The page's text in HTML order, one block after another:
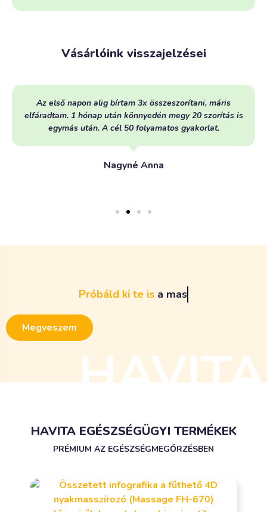
Vásárlóink visszajelzései
Az első napon alig bírtam 3x összeszorítani, máris
elfáradtam. 1 hónap után könnyedén megy 20 szorítás is
egymás után. A cél 50 folyamatos gyakorlat.
Nagyné Anna
Próbáld ki te is a masszív
Megveszem
HAVITA EGÉSZSÉGÜGYI TERMÉKEK
PRÉMIUM AZ EGÉSZSÉGMEGŐRZÉSBEN